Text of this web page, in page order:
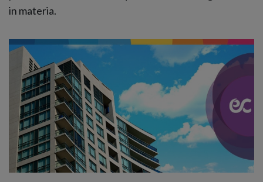
in materia.